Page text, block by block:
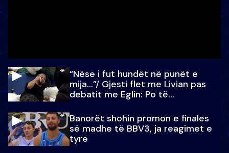
“Nëse i fut hundët në punët e
mija…”/ Gjesti flet me Livian pas
debatit me Eglin: Po të
Banorët shohin promon e finales
së madhe të BBV3, ja reagimet e
tyre